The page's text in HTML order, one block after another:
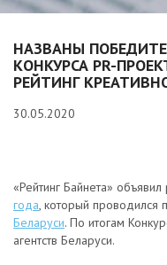
НАЗВАНЫ
КОНКУРСА PR-
РЕЙТИНГ
30.05.2020
«Рейтинг Байнета» объявил
года, который проводился
Беларуси. По итогам
агентств Беларуси.